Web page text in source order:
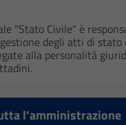
"Stato Civile" è
degli atti di stato
alla personalità
l’amministrazione